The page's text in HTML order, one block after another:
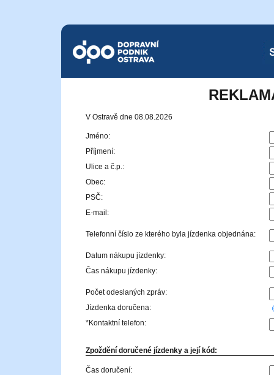
Dopravní podnik Ostrava a.s.
V Ostravě dne 08.08.2026
Jméno:
Příjmení:
Ulice a č.p.:
Obec:
PSČ:
E-mail:
Telefonní číslo ze kterého byla jízdenka objednána:
Datum nákupu jízdenky:
Čas nákupu jízdenky:
Počet odeslaných zpráv:
Jízdenka doručena:
*Kontaktní telefon:
Zpoždění doručené jízdenky a její kód:
Čas doručení: